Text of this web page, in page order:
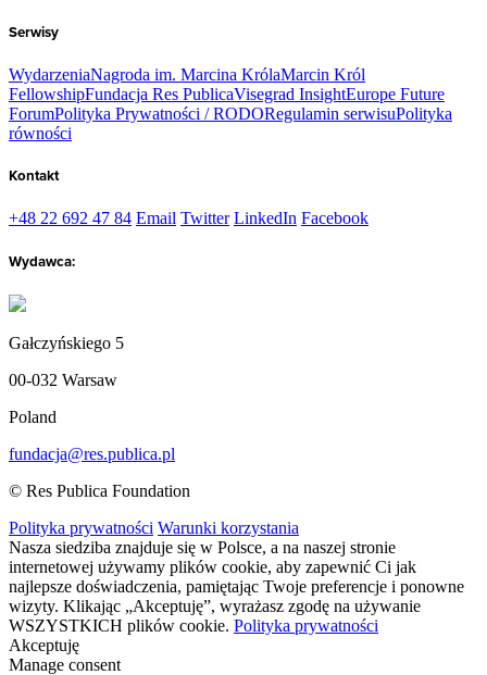
Serwisy
WydarzeniaNagroda im. Marcina KrólaMarcin Król
FellowshipFundacja Res PublicaVisegrad InsightEurope Future
ForumPolityka Prywatności / RODORegulamin serwisuPolityka
równości
Kontakt
+48 22 692 47 84 Email Twitter LinkedIn Facebook
Wydawca:
Gałczyńskiego 5
00-032 Warsaw
Poland
fundacja@res.publica.pl
© Res Publica Foundation
Polityka prywatności Warunki korzystania
Nasza siedziba znajduje się w Polsce, a na naszej stronie
internetowej używamy plików cookie, aby zapewnić Ci jak
najlepsze doświadczenia, pamiętając Twoje preferencje i ponowne
wizyty. Klikając „Akceptuję”, wyrażasz zgodę na używanie
WSZYSTKICH plików cookie. Polityka prywatności
Akceptuję
Manage consent